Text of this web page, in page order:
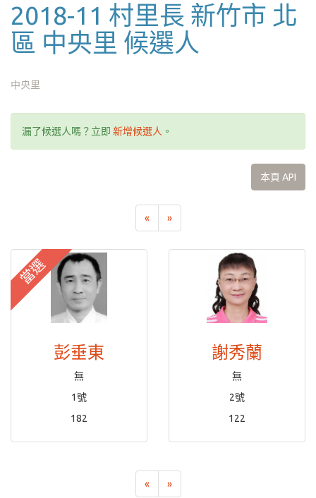
2018-11 村里長 新竹市 北
區 中央里 候選人
中央里
漏了候選人嗎？立即 新增候選人 。
本頁 API
« »
當選
彭垂東
無
1號
182
謝秀蘭
無
2號
122
« »